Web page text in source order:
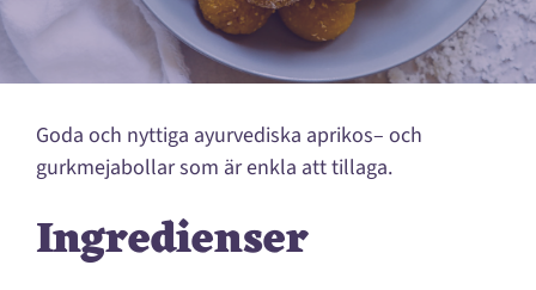
Goda och nyttiga ayurvediska aprikos– och
gurkmejabollar som är enkla att tillaga.
Ingredienser